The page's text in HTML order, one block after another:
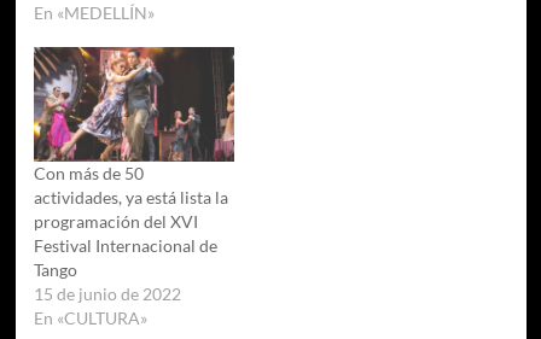
En «MEDELLÍN»
Con más de 50
actividades, ya está lista la
programación del XVI
Festival Internacional de
Tango
15 de junio de 2022
En «CULTURA»